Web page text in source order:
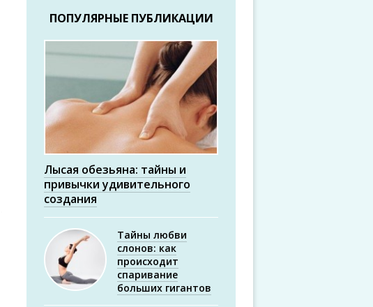
ПОПУЛЯРНЫЕ ПУБЛИКАЦИИ
Лысая обезьяна: тайны и
привычки удивительного
создания
Тайны любви
слонов: как
происходит
спаривание
больших гигантов